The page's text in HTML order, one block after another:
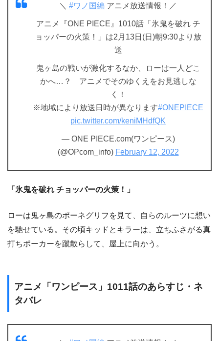
＼ #ワノ国編 アニメ放送情報！／
アニメ『ONE PIECE』1010話「氷鬼を破れ チ
ョッパーの火策！」は2月13日(日)朝9:30より放
送
鬼ヶ島の戦いが激化するなか、ローは一人どこ
かへ…？ アニメでそのゆくえをお見逃しな
く！
※地域により放送日時が異なります#ONEPIECE
pic.twitter.com/keniMHdfQK
— ONE PIECE.com(ワンピース)
(@OPcom_info) February 12, 2022
「氷鬼を破れ チョッパーの火策！」
ローは鬼ヶ島のポーネグリフを見て、自らのルーツに想い
を馳せている。その頃キッドとキラーは、立ちふさがる真
打ちポーカーを蹴散らして、屋上に向かう。
アニメ「ワンピース」1011話のあらすじ・ネ
タバレ